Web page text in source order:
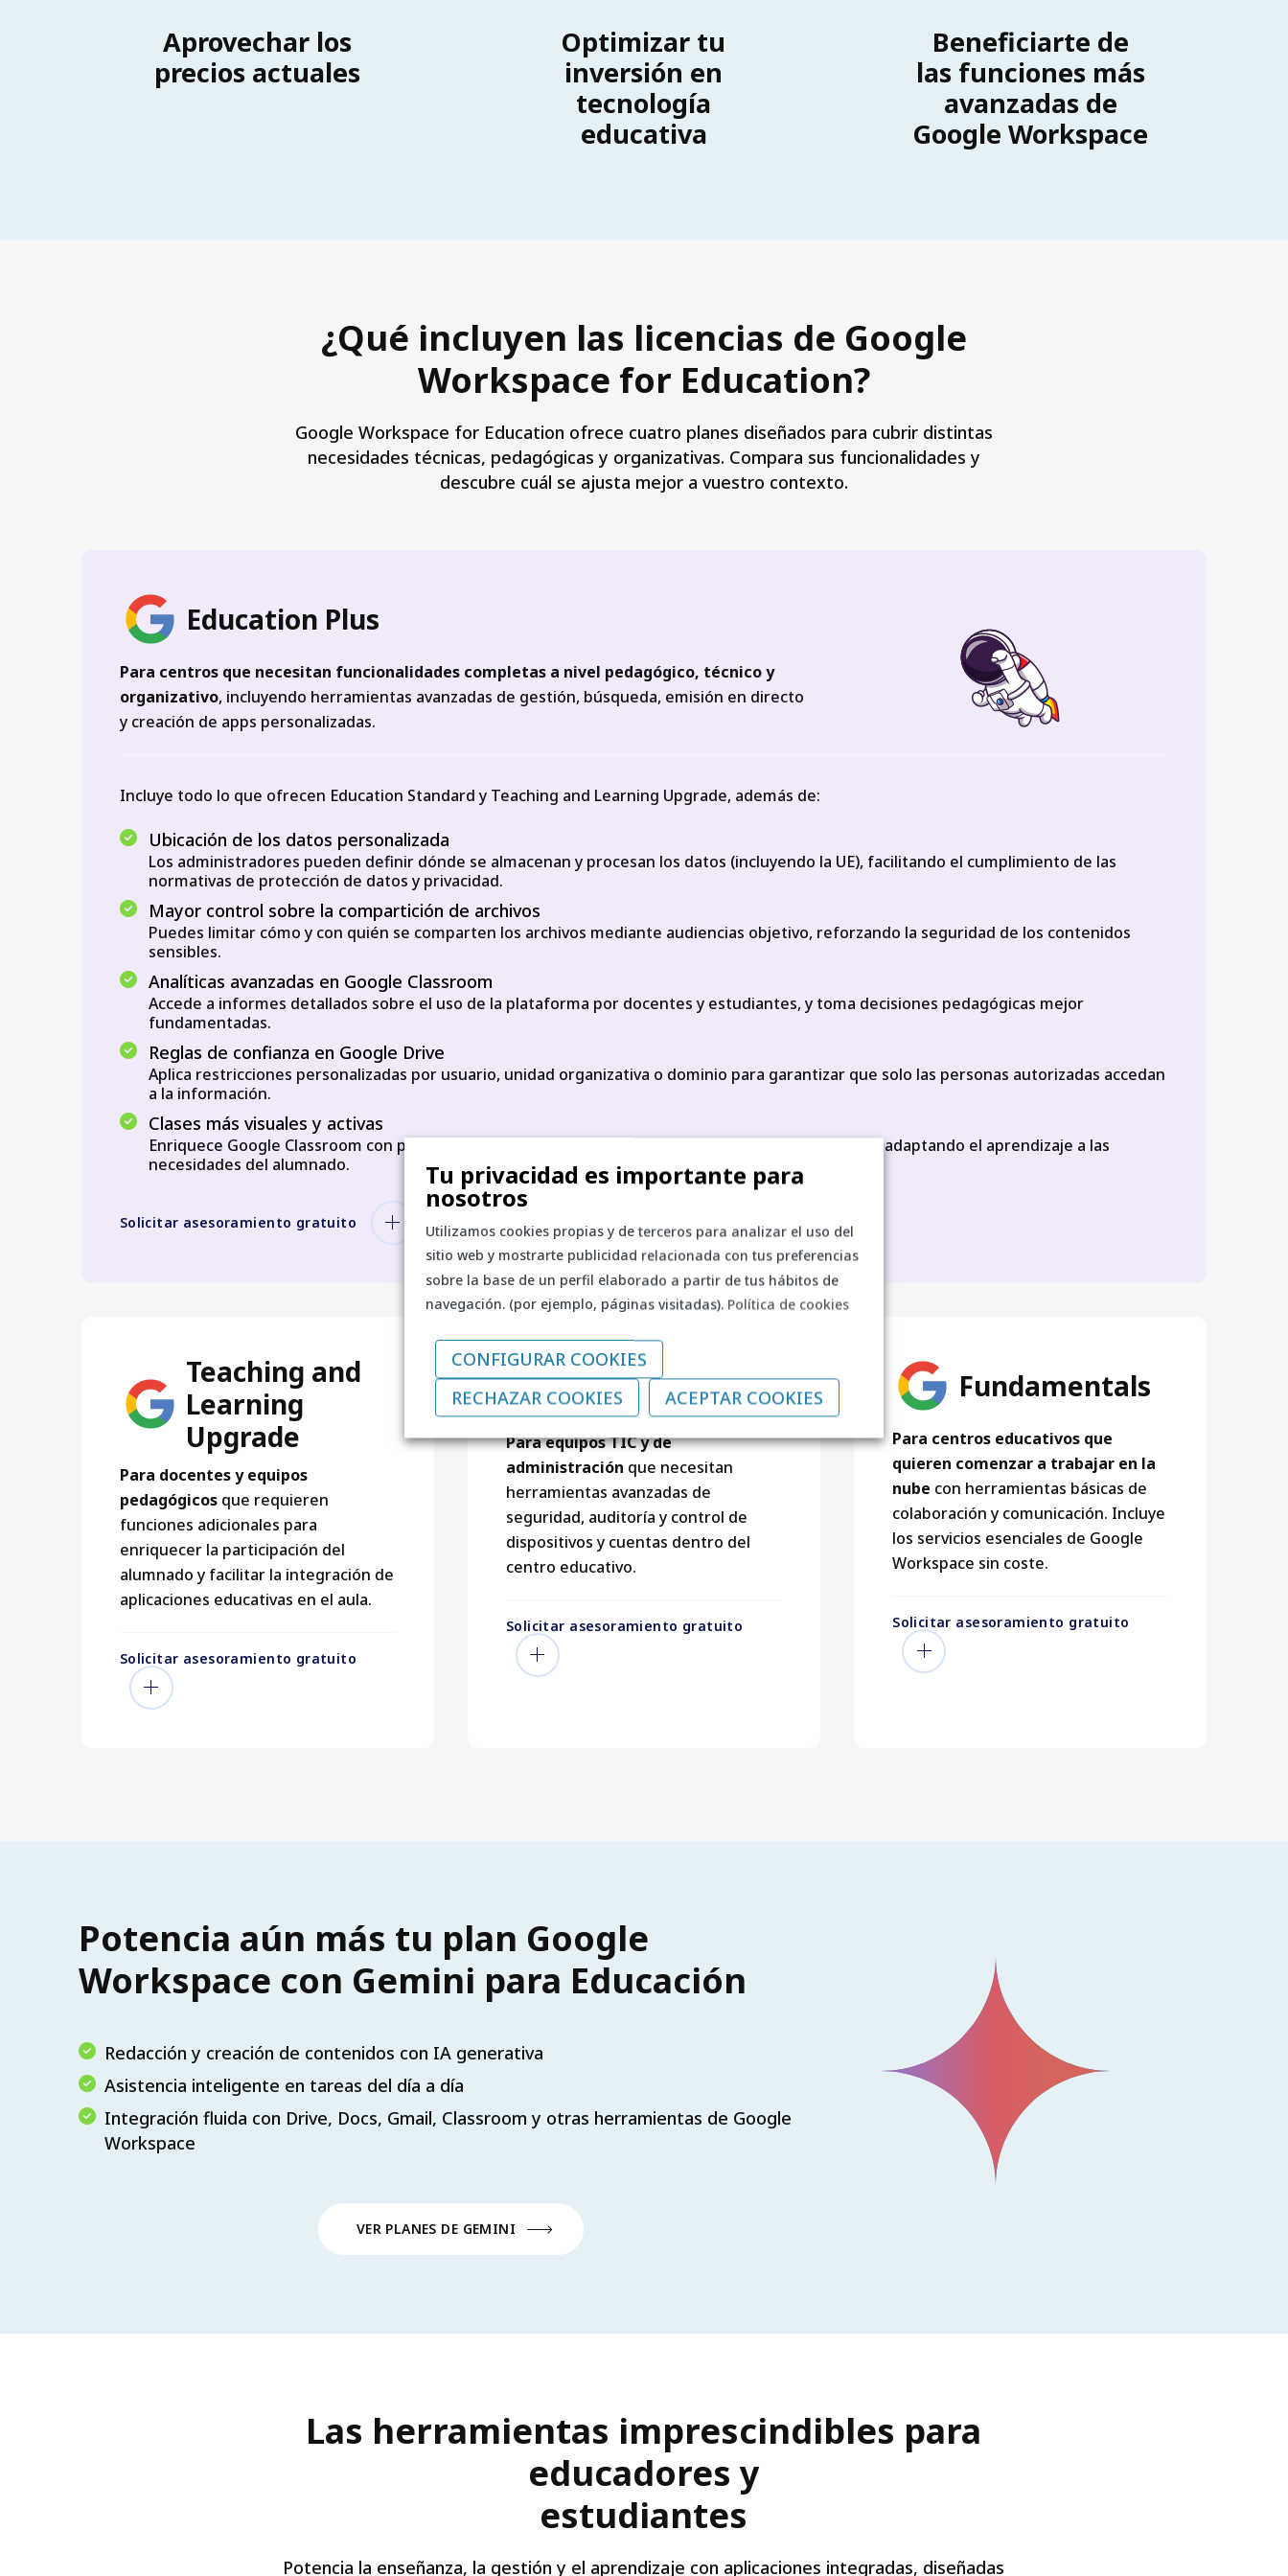
Aprovechar los
precios actuales
Optimizar tu
inversión en
tecnología
educativa
Beneficiarte de
las funciones más
avanzadas de
Google Workspace
¿Qué incluyen las licencias de Google
Workspace for Education?
Google Workspace for Education ofrece cuatro planes diseñados para cubrir distintas
necesidades técnicas, pedagógicas y organizativas. Compara sus funcionalidades y
descubre cuál se ajusta mejor a vuestro contexto.
Education Plus
Para centros que necesitan funcionalidades completas a nivel pedagógico, técnico y
organizativo, incluyendo herramientas avanzadas de gestión, búsqueda, emisión en directo
y creación de apps personalizadas.
Incluye todo lo que ofrecen Education Standard y Teaching and Learning Upgrade, además de:
Ubicación de los datos personalizada
Los administradores pueden definir dónde se almacenan y procesan los datos (incluyendo la UE), facilitando el cumplimiento de las
normativas de protección de datos y privacidad.
Mayor control sobre la compartición de archivos
Puedes limitar cómo y con quién se comparten los archivos mediante audiencias objetivo, reforzando la seguridad de los contenidos
sensibles.
Analíticas avanzadas en Google Classroom
Accede a informes detallados sobre el uso de la plataforma por docentes y estudiantes, y toma decisiones pedagógicas mejor
fundamentadas.
Reglas de confianza en Google Drive
Aplica restricciones personalizadas por usuario, unidad organizativa o dominio para garantizar que solo las personas autorizadas accedan
a la información.
Clases más visuales y activas
Enriquece Google Classroom con prácticas guiadas y preguntas interactivas en vídeos de YouTube, adaptando el aprendizaje a las
necesidades del alumnado.
Solicitar asesoramiento gratuito
Teaching and
Learning
Upgrade
Para docentes y equipos
pedagógicosque requieren
funciones adicionales para
enriquecer la participación del
alumnado y facilitar la integración de
aplicaciones educativas en el aula.
Solicitar asesoramiento gratuito
Education
Standard
Para equipos TIC y de
administración que necesitan
herramientas avanzadas de
seguridad, auditoría y control de
dispositivos y cuentas dentro del
centro educativo.
Solicitar asesoramiento gratuito
Fundamentals
Para centros educativos que
quieren comenzar a trabajar en la
nube con herramientas básicas de
colaboración y comunicación. Incluye
los servicios esenciales de Google
Workspace sin coste.
Solicitar asesoramiento gratuito
Potencia aún más tu plan Google
Workspace con Gemini para Educación
Redacción y creación de contenidos con IA generativa
Asistencia inteligente en tareas del día a día
Integración fluida con Drive, Docs, Gmail, Classroom y otras herramientas de Google
Workspace
VER PLANES DE GEMINI
Las herramientas imprescindibles para
educadores y
estudiantes
Potencia la enseñanza, la gestión y el aprendizaje con aplicaciones integradas, diseñadas
Tu privacidad es importante para
nosotros
Utilizamos cookies propias y de terceros para analizar el uso del
sitio web y mostrarte publicidad relacionada con tus preferencias
sobre la base de un perfil elaborado a partir de tus hábitos de
navegación. (por ejemplo, páginas visitadas). Política de cookies
CONFIGURAR COOKIES
RECHAZAR COOKIES
ACEPTAR COOKIES